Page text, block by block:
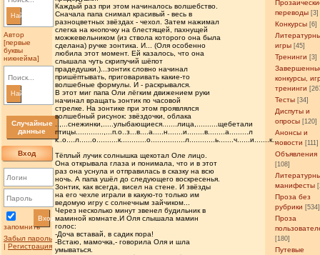
Найти
Автор
[первые
буквы
никнейма]
Найти
Случайные
данные
Вход
запомнить
Вход
Забыл пароль
| Регистрация
переводы [3]
Конкурсы [6]
игры [45]
Тренинги [3]
конкурсы,
тренинги
Тесты [34]
Диспуты и
опросы [120]
Анонсы и
новости [111]
Объявления
[108]
манифесты
Проза без
рубрики [534]
Проза
[180]
Путевые
Каждый раз при этом начиналось волшебство.
Сначала папа снимал красивый - весь в
разноцветных звёздах - чехол. Затем нажимал
слегка на кнопочку на блестящей, пахнущей
можжевельником (из ствола которого она была
сделана) ручке зонтика. И... (Оля особенно
любила этот момент. Ей казалось, что она
слышала чуть скрипучий шёпот
прадедушки.)...зонтик словно начинал
пришёптывать, приговаривать какие-то
волшебные формулы. И - раскрывался.
В этот миг папа Оли лёгким движением руки
начинал вращать зонтик по часовой
стрелке. На зонтике при этом проявлялся
волшебный рисунок: звёздочки, облака
..,...снежинки,.....улыбающиеся.......лица,..........щебетали
птицы.............,...п.о..з...в....а.....н.......и........в........а.........л
к..о....л......о..........к............о................л............ь.......ч......и.......к...
Тёплый лучик солнышка щекотал Оле лицо.
Она открывала глаза и понимала, что и в этот
раз она уснула и отправилась в сказку на всю
ночь. А папа ушёл до следующего воскресенья.
Зонтик, как всегда, висел на стене. И звёзды
на его чехле играли в какую-то только им
ведомую игру с солнечным зайчиком...
Через несколько минут звенел будильник в
маминой комнате.И Оля слышала мамин
голос:
-Доча вставай, в садик пора!
-Встаю, мамочка,- говорила Оля и шла
умываться.